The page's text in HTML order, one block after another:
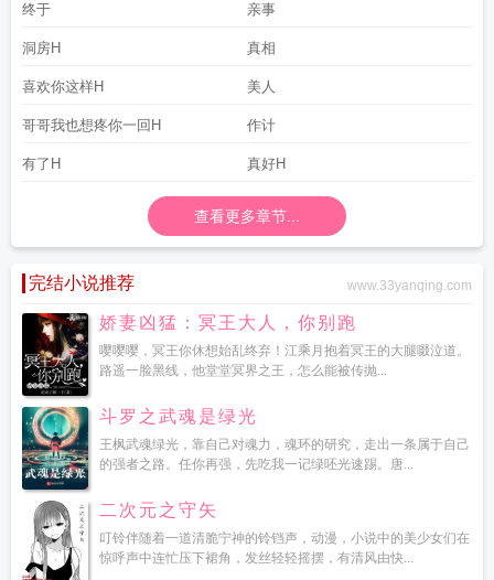
终于 亲事
洞房H 真相
喜欢你这样H 美人
哥哥我也想疼你一回H 作计
有了H 真好H
查看更多章节...
完结小说推荐 www.33yanqing.com
娇妻凶猛：冥王大人，你别跑
嘤嘤嘤，冥王你休想始乱终弃！江乘月抱着冥王的大腿啜泣道。
路遥一脸黑线，他堂堂冥界之王，怎么能被传抛...
斗罗之武魂是绿光
王枫武魂绿光，靠自己对魂力，魂环的研究，走出一条属于自己
的强者之路。任你再强，先吃我一记绿呸光速踢。唐...
二次元之守矢
叮铃伴随着一道清脆宁神的铃铛声，动漫，小说中的美少女们在
惊呼声中连忙压下裙角，发丝轻轻摇摆，有清风由快...